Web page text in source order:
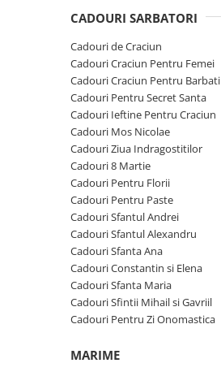
Cadouri Fete
Cadouri Haioase
Cadouri de Casa Noua
Cadouri Majorat
Cadouri pentru Nasi
Cadouri pentru Bunici
Cadouri pentru Prieteni
Cadouri pentru Sefi
Cel ce are tot
Cadouri Nunta si Cununie civila
Cani si Termosuri
Jocuri si Puzzle
Produse pentru Calatorie
Seturi de caligrafie
Cadouri Sfantul Alexandru
Cadouri Sfanta Ana
Cadouri Constantin si Elena
Cadouri Sfanta Maria
Cadouri Sfintii Mihail si Gavriil
CADOURI SARBATORI
Cadouri de Craciun
Cadouri Craciun Pentru Femei
Cadouri Craciun Pentru Barbati
Cadouri Pentru Secret Santa
Cadouri Ieftine Pentru Craciun
Cadouri Mos Nicolae
Cadouri Ziua Indragostitilor
Cadouri 8 Martie
Cadouri Pentru Florii
Cadouri Pentru Paste
Cadouri Sfantul Andrei
Cadouri Sfantul Alexandru
Cadouri Sfanta Ana
Cadouri Constantin si Elena
Cadouri Sfanta Maria
Cadouri Sfintii Mihail si Gavriil
Cadouri Pentru Zi Onomastica
MARIME